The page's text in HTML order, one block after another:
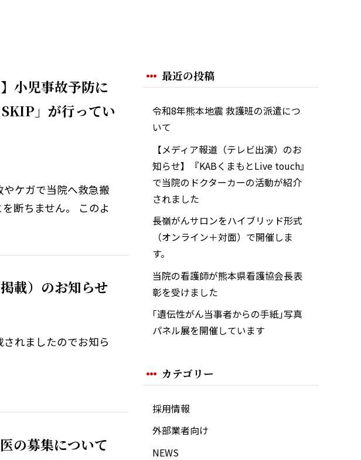
小児事故予防に
」が行ってい
ケガで当院へ救急搬
断ちません。 このよ
載）のお知らせ
れましたのでお知ら
の募集について
最近の投稿
令和8年熊本地震 救護班の派遣につ
いて
【メディア報道（テレビ出演）のお
知らせ】『KABくまもとLive touch』
で当院のドクターカーの活動が紹介
されました
長嶺がんサロンをハイブリッド形式
（オンライン＋対面）で開催しま
す。
当院の看護師が熊本県看護協会長表
彰を受けました
｢遺伝性がん当事者からの手紙｣写真
パネル展を開催しています
カテゴリー
採用情報
外部業者向け
NEWS